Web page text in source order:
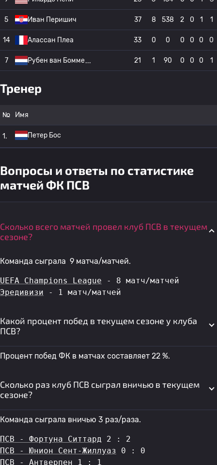
5 Иван Перишич 37 8 538 2 0 1 1
14 Алассан Плеа 33 0 0 0 0 0 0
7 Рубен ван Бомме 21 1 90 0 0 0 1
Тренер
№ Имя
1. Петер Бос
Вопросы и ответы по статистике
матчей ФК ПСВ
Сколько всего матчей провел клуб ПСВ в текущем
сезоне?
Команда сыграла 9 матча/матчей.
UEFA Champions League - 8 матч/матчей
Эредивизи - 1 матч/матчей
Какой процент побед в текущем сезоне у клуба
ПСВ?
Процент побед ФК в матчах составляет 22 %.
Сколько раз клуб ПСВ сыграл вничью в текущем
сезоне?
Команда сыграла вничью 3 раз/раза.
ПСВ - Фортуна Ситтард 2 : 2
ПСВ - Юнион Сент-Жиллуаз 0 : 0
ПСВ - Антверпен 1 : 1